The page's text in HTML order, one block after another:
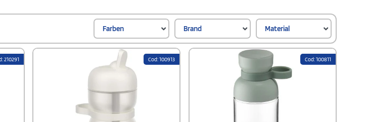
Farben Brand Material
210291 Cod: 100913 Cod: 100811